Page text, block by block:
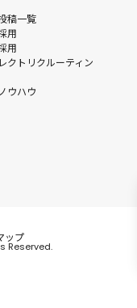
稿一覧
用
用
クトリクルーティン
ウハウ
ップ
Reserved.